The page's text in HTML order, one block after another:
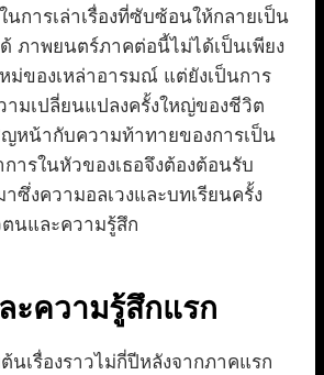
นการเล่าเรื่องที่ซับซ้อนให้กลายเป็น
ด้ ภาพยนตร์ภาคต่อนี้ไม่ได้เป็นเพียง
ม่ของเหล่าอารมณ์ แต่ยังเป็นการ
ามเปลี่ยนแปลงครั้งใหญ่ของชีวิต
ญหน้ากับความท้าทายของการเป็น
ารในหัวของเธอจึงต้องต้อนรับ
ซึ่งความอลเวงและบทเรียนครั้ง
นและความรู้สึก
ะความรู้สึกแรก
ต้นเรื่องราวไม่กี่ปีหลังจากภาคแรก